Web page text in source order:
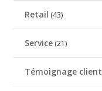
Retail (43)
Service (21)
Témoignage client